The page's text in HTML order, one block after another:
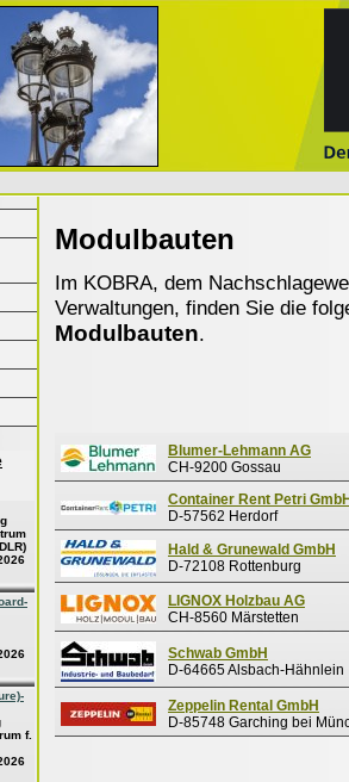
f.
Modulbauten
Im KOBRA, dem
Verwaltungen, finden Sie die
Modulbauten.
Blumer-Lehmann AG
CH-9200 Gossau
Container Rent Petri
D-57562 Herdorf
Hald & Grunewald GmbH
D-72108 Rottenburg
LIGNOX Holzbau AG
CH-8560 Märstetten
Schwab GmbH
D-64665 Alsbach-Hähnlein
Zeppelin Rental GmbH
D-85748 Garching bei